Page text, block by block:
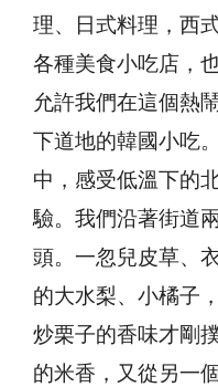
理、日式料理，西
各種美食小吃店，
允許我們在這個熱
下道地的韓國小吃
中，感受低溫下的
驗。我們沿著街道
頭。一忽兒皮草、
的大水梨、小橘子
炒栗子的香味才剛
的米香，又從另一